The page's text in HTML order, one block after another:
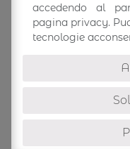
Italian
accedendo al
pagina privacy.
tecnologie